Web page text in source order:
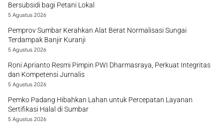
Bersubsidi bagi Petani Lokal
5 Agustus 2026
Pemprov Sumbar Kerahkan Alat Berat Normalisasi Sungai
Terdampak Banjir Kuranji
5 Agustus 2026
Roni Aprianto Resmi Pimpin PWI Dharmasraya, Perkuat Integritas
dan Kompetensi Jurnalis
5 Agustus 2026
Pemko Padang Hibahkan Lahan untuk Percepatan Layanan
Sertifikasi Halal di Sumbar
5 Agustus 2026